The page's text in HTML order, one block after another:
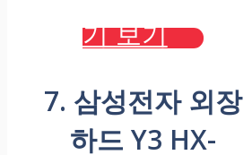
기 보기
7. 삼성전자 외장
하드 Y3 HX-